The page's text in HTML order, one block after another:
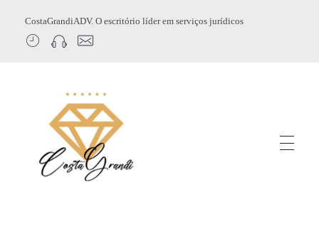
CostaGrandiADV. O escritório líder em serviços jurídicos